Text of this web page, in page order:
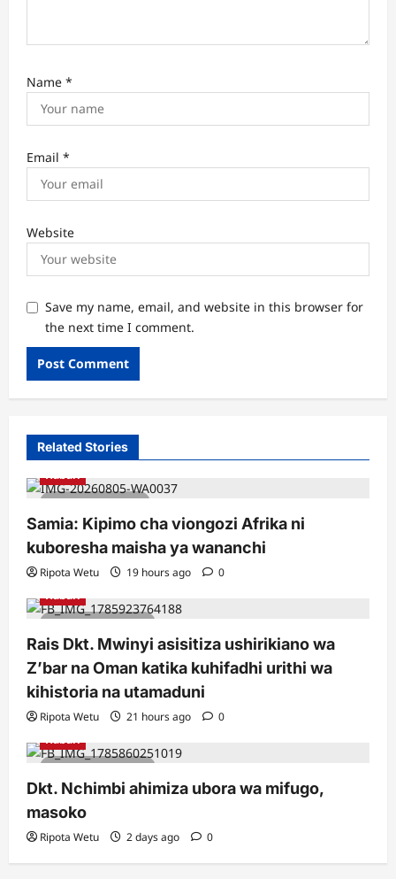
Name *
Email *
Website
Save my name, email, and website in this browser for
the next time I comment.
Related Stories
1 minute read
Habari
Samia: Kipimo cha viongozi Afrika ni
kuboresha maisha ya wananchi
Ripota Wetu 19 hours ago 0
2 minutes read
Habari
Rais Dkt. Mwinyi asisitiza ushirikiano wa
Z’bar na Oman katika kuhifadhi urithi wa
kihistoria na utamaduni
Ripota Wetu 21 hours ago 0
2 minutes read
Habari
Dkt. Nchimbi ahimiza ubora wa mifugo,
masoko
Ripota Wetu 2 days ago 0